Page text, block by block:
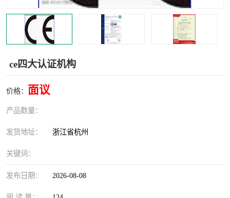
ce四大认证机构
价格： 面议
产品数量：
发货地址： 浙江省杭州
关键词：
发布日期： 2026-08-08
ISO9001认证 ISO14001认证
ISO认证 OHSAS18001认证
CCC认证
TS16949认证
iso22000认证